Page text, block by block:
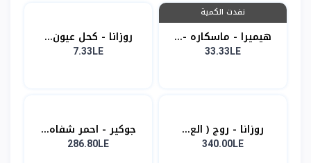
نفدت الكمية
هيميرا - ماسكاره -...
33.33LE
روزانا - كحل عيون...
7.33LE
روزانا - روج ( الع...
340.00LE
جوكير - احمر شفاه...
286.80LE